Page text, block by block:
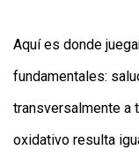
Aquí es donde
fundamentales:
transversalmente a
oxidativo resulta